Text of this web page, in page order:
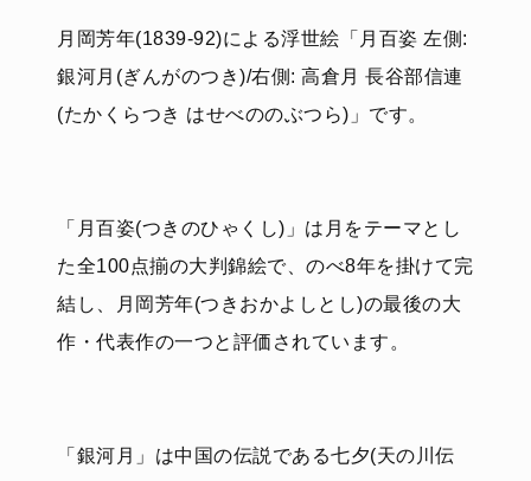
月岡芳年(1839-92)による浮世絵「月百姿 左側:
銀河月(ぎんがのつき)/右側: 高倉月 長谷部信連
(たかくらつき はせべののぶつら)」です。
「月百姿(つきのひゃくし)」は月をテーマとし
た全100点揃の大判錦絵で、のべ8年を掛けて完
結し、月岡芳年(つきおかよしとし)の最後の大
作・代表作の一つと評価されています。
「銀河月」は中国の伝説である七夕(天の川伝